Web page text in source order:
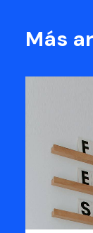
Más